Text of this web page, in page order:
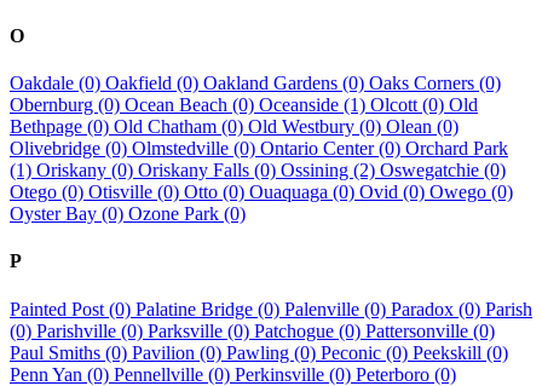
O
Oakdale (0) Oakfield (0) Oakland Gardens (0) Oaks Corners (0)
Obernburg (0) Ocean Beach (0) Oceanside (1) Olcott (0) Old
Bethpage (0) Old Chatham (0) Old Westbury (0) Olean (0)
Olivebridge (0) Olmstedville (0) Ontario Center (0) Orchard Park
(1) Oriskany (0) Oriskany Falls (0) Ossining (2) Oswegatchie (0)
Otego (0) Otisville (0) Otto (0) Ouaquaga (0) Ovid (0) Owego (0)
Oyster Bay (0) Ozone Park (0)
P
Painted Post (0) Palatine Bridge (0) Palenville (0) Paradox (0) Parish
(0) Parishville (0) Parksville (0) Patchogue (0) Pattersonville (0)
Paul Smiths (0) Pavilion (0) Pawling (0) Peconic (0) Peekskill (0)
Penn Yan (0) Pennellville (0) Perkinsville (0) Peterboro (0)